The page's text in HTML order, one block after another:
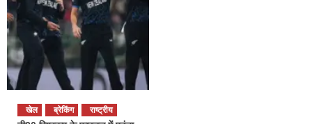
खेल ब्रेकिंग राष्ट्रीय